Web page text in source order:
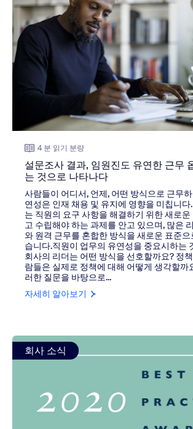
4 분 읽기 분량
설문조사 결과, 임원진도 유연한 근무
는 것으로 나타나다
사람들이 어디서, 언제, 어떤 방식으로 근무
연성은 인재 채용 및 유지에 영향을 미칩니다
는 직원의 요구 사항을 해결하기 위한 새로
고 수립해야 하는 과제를 안고 있으며, 많은
와 원격 근무를 혼합한 방식을 새로운 표준으
습니다.직원이 업무의 유연성을 중요시하는
회사의 리더는 어떤 방식을 선호할까요? 정
람들은 실제로 정책에 대해 어떻게 생각할까
러한 질문을 바탕으로...
자세히 알아보기
view: Frost & Sullivan, 2020년 올해의
회사 소식